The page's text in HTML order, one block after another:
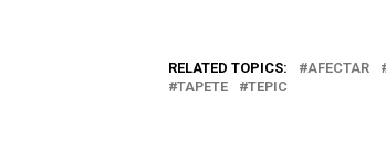
RELATED TOPICS: AFECTAR
TAPETE
TEPIC